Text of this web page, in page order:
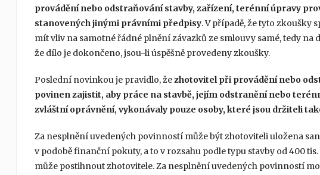
provádění nebo odstraňování stavby, zařízení, terénní úpravy
stanovených jinými právními předpisy. V případě, že tyto zkoušky
mít vliv na samotné řádné plnění závazků ze smlouvy samé, tedy
že dílo je dokončeno, jsou-li úspěšně provedeny zkoušky.
Poslední novinkou je pravidlo, žezhotovitel při provádění nebo
povinen zajistit, aby práce na stavbě, jejím odstranění nebo
zvláštní oprávnění, vykonávaly pouze osoby, které jsou držiteli
Za nesplnění uvedených povinností může být zhotoviteli uložena
v podobě finanční pokuty, a to v rozsahu podle typu stavby od 400
může postihnout zhotovitele. Za nesplnění uvedených povinností